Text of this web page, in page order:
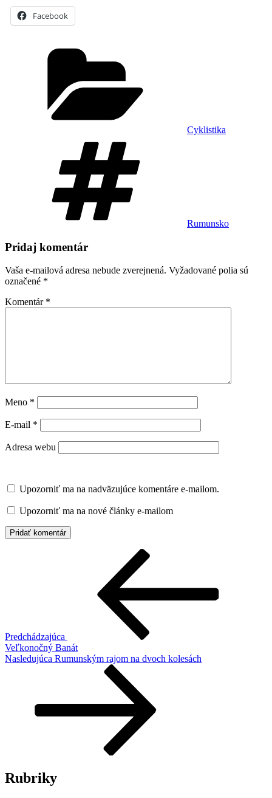
Facebook
Cyklistika
Rumunsko
Pridaj komentár
Vaša e-mailová adresa nebude zverejnená. Vyžadované polia sú
označené *
Komentár *
Meno *
E-mail *
Adresa webu
Upozorniť ma na nadväzujúce komentáre e-mailom.
Upozorniť ma na nové články e-mailom
Predchádzajúca
Veľkonočný Banát
Ďalší
Nasledujúca Rumunským rajom na dvoch kolesách
Rubriky